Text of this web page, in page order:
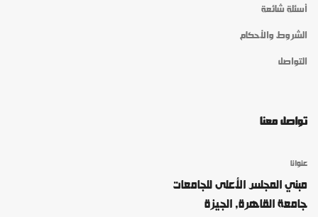
أسئلة شائعة
الشروط والأحكام
التواصل
تواصل معنا
عنوانا
مبني المجلس الأعلى للجامعات
جامعة القاهرة, الجيزة